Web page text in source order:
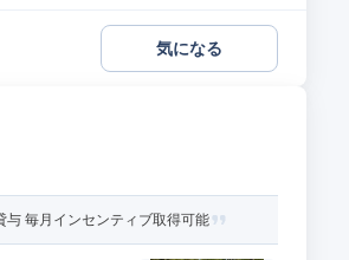
気になる
毎月インセンティブ取得可能